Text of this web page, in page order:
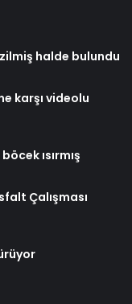
halde bulundu
karşı videolu
ısırmış
Çalışması